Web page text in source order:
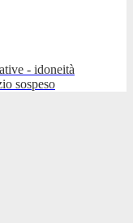
- idoneità
sospeso